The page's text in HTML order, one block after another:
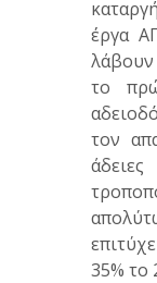
έργα
λάβουν
το
τον
35% το